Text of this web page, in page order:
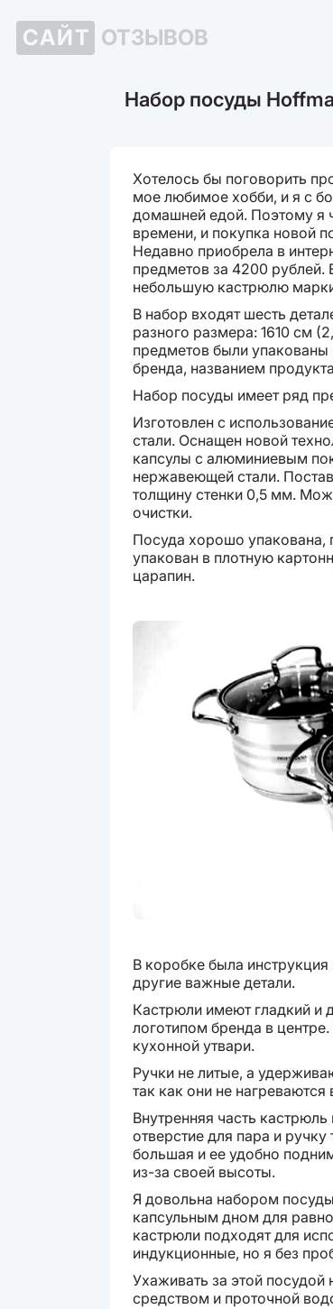
САЙТ ОТЗЫВОВ
Набор посуды
Хотелось бы поговорить
мое любимое хобби, и я с
домашней едой. Поэтому я
времени, и покупка новой
Недавно приобрела в
предметов за 4200 рублей.
небольшую кастрюлю
В набор входят шесть
разного размера: 1610 см
предметов были
бренда, названием
Набор посуды имеет ряд
Изготовлен с
стали. Оснащен новой
капсулы с алюминиевым
нержавеющей стали.
толщину стенки 0,5 мм.
очистки.
Посуда хорошо
упакован в плотную
царапин.
В коробке была
другие важные детали.
Кастрюли имеют гладкий и
логотипом бренда в
кухонной утвари.
Ручки не литые, а
так как они не
Внутренняя часть
отверстие для пара и
большая и ее удобно
из-за своей высоты.
Я довольна набором
капсульным дном для
кастрюли подходят для
индукционные, но я без
Ухаживать за этой
средством и проточной